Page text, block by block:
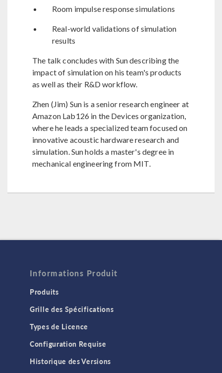
Room impulse response simulations
Real-world validations of simulation
results
The talk concludes with Sun describing the
impact of simulation on his team's products
as well as their R&D workflow.
Zhen (Jim) Sun is a senior research engineer at
Amazon Lab126 in the Devices organization,
where he leads a specialized team focused on
innovative acoustic hardware research and
simulation. Sun holds a master's degree in
mechanical engineering from MIT.
Informations Produit
Produits
Grille des Spécifications
Types de Licence
Configuration Requise
Historique des Versions